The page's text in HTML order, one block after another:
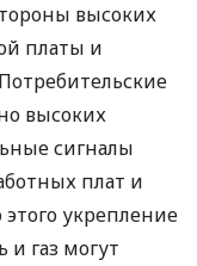
высоких
платы и
высоких
сигналы
плат и
этого укрепление
газ могут